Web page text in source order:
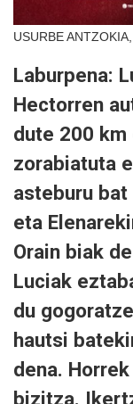
USURBE ANTZOKIA,
Laburpena:
Hectorren
dute 200 km
zorabiatuta
asteburu
eta
Orain biak
Luciak
du
hautsi
dena.
bizitza.